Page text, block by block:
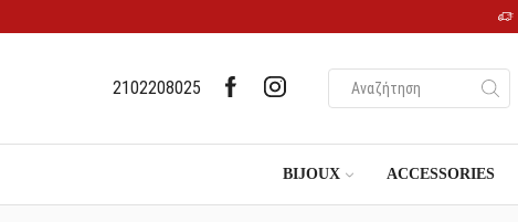
2102208025
BIJOUX ACCESSORIES